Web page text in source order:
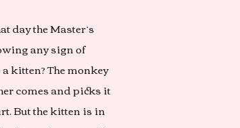
day the Master’s
any sign of
kitten? The monkey
comes and picks it
But the kitten is in